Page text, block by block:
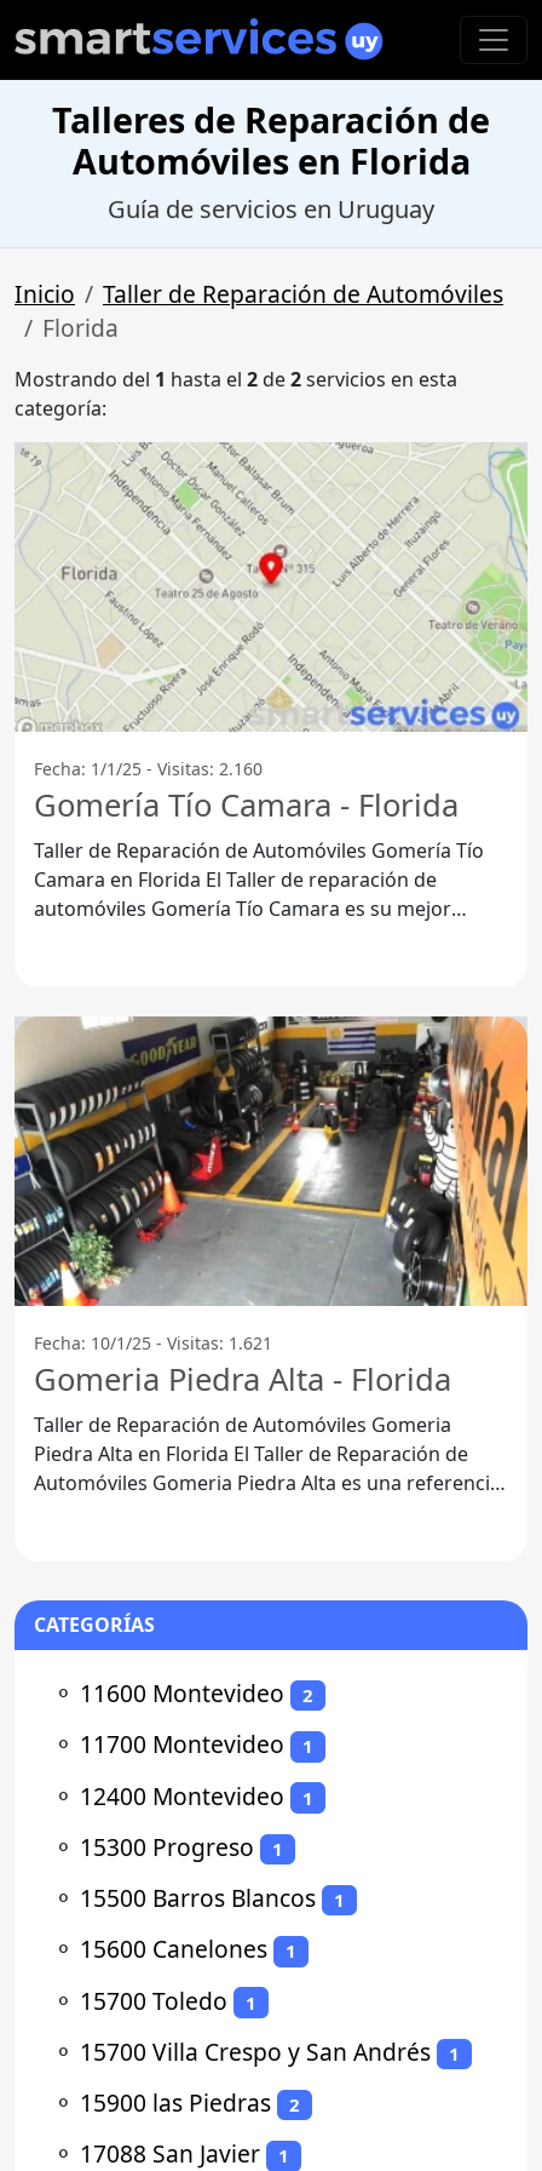
Talleres de Reparación de
Automóviles en Florida
Guía de servicios en Uruguay
Inicio
Taller de Reparación de Automóviles
Florida
Mostrando del 1 hasta el 2de2servicios en esta
categoría:
Fecha: 1/1/25 - Visitas: 2.160
Gomería Tío Camara - Florida
Taller de Reparación de Automóviles Gomería Tío
Camara en Florida El Taller de reparación de
automóviles Gomería Tío Camara es su mejor
Fecha: 10/1/25 - Visitas: 1.621
Gomeria Piedra Alta - Florida
Taller de Reparación de Automóviles Gomeria
Piedra Alta en Florida El Taller de Reparación de
Automóviles Gomeria Piedra Alta es una referencia
CATEGORÍAS
⚬ 11600 Montevideo 2
⚬ 11700 Montevideo 1
⚬ 12400 Montevideo 1
⚬ 15300 Progreso 1
⚬ 15500 Barros Blancos 1
⚬ 15600 Canelones 1
⚬ 15700 Toledo 1
⚬ 15700 Villa Crespo y San Andrés 1
⚬ 15900 las Piedras 2
⚬ 17088 San Javier 1